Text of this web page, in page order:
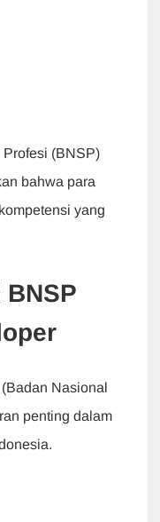
(BNSP)
bahwa para
yang
Nasional
penting dalam